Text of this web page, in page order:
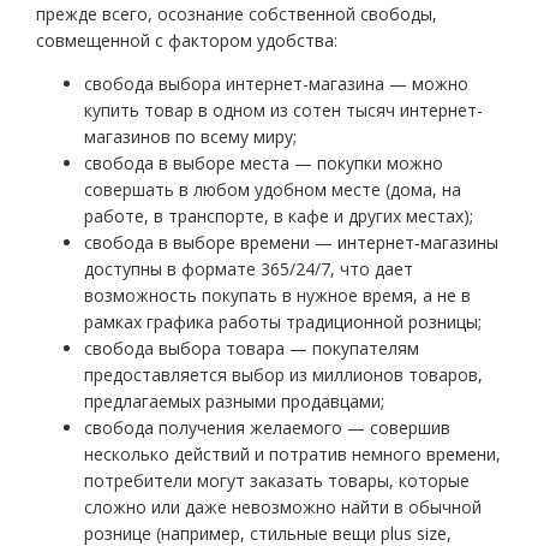
прежде всего, осознание собственной свободы,
совмещенной с фактором удобства:
свобода выбора интернет-магазина — можно
купить товар в одном из сотен тысяч интернет-
магазинов по всему миру;
свобода в выборе места — покупки можно
совершать в любом удобном месте (дома, на
работе, в транспорте, в кафе и других местах);
свобода в выборе времени — интернет-магазины
доступны в формате 365/24/7, что дает
возможность покупать в нужное время, а не в
рамках графика работы традиционной розницы;
свобода выбора товара — покупателям
предоставляется выбор из миллионов товаров,
предлагаемых разными продавцами;
свобода получения желаемого — совершив
несколько действий и потратив немного времени,
потребители могут заказать товары, которые
сложно или даже невозможно найти в обычной
рознице (например, стильные вещи plus size,